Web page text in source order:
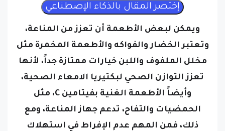
ويمكن لبعض الأطعمة أن تعزز من المناعة،
وتعتبر الخضار والفواكه والأطعمة المخمرة مثل
مخلل الملفوف واللبن خيارات ممتازة جداً، لأنها
تعزز التوازن الصحي لبكتيريا الامعاء الصحية،
وأيضاً الأطعمة الغنية بفيتامين C، مثل
الحمضيات والتفاح، تدعم جهاز المناعة، ومع
ذلك، فمن المهم عدم الإفراط في استهلاك